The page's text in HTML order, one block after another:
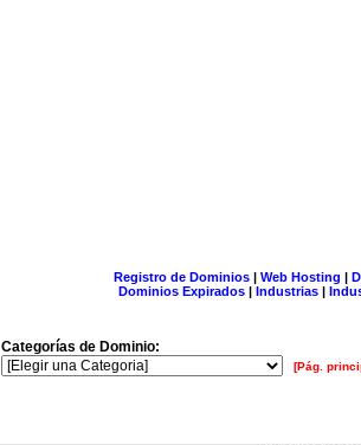
Registro de Dominios| Web Hosting |
Dominios Expirados | Industrias |
Categorías de Dominio:
[Pág.